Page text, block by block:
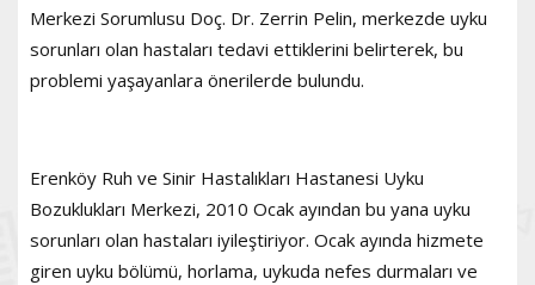
Merkezi Sorumlusu Doç. Dr. Zerrin Pelin, merkezde uyku
sorunları olan hastaları tedavi ettiklerini belirterek, bu
problemi yaşayanlara önerilerde bulundu.
Erenköy Ruh ve Sinir Hastalıkları Hastanesi Uyku
Bozuklukları Merkezi, 2010 Ocak ayından bu yana uyku
sorunları olan hastaları iyileştiriyor. Ocak ayında hizmete
giren uyku bölümü, horlama, uykuda nefes durmaları ve